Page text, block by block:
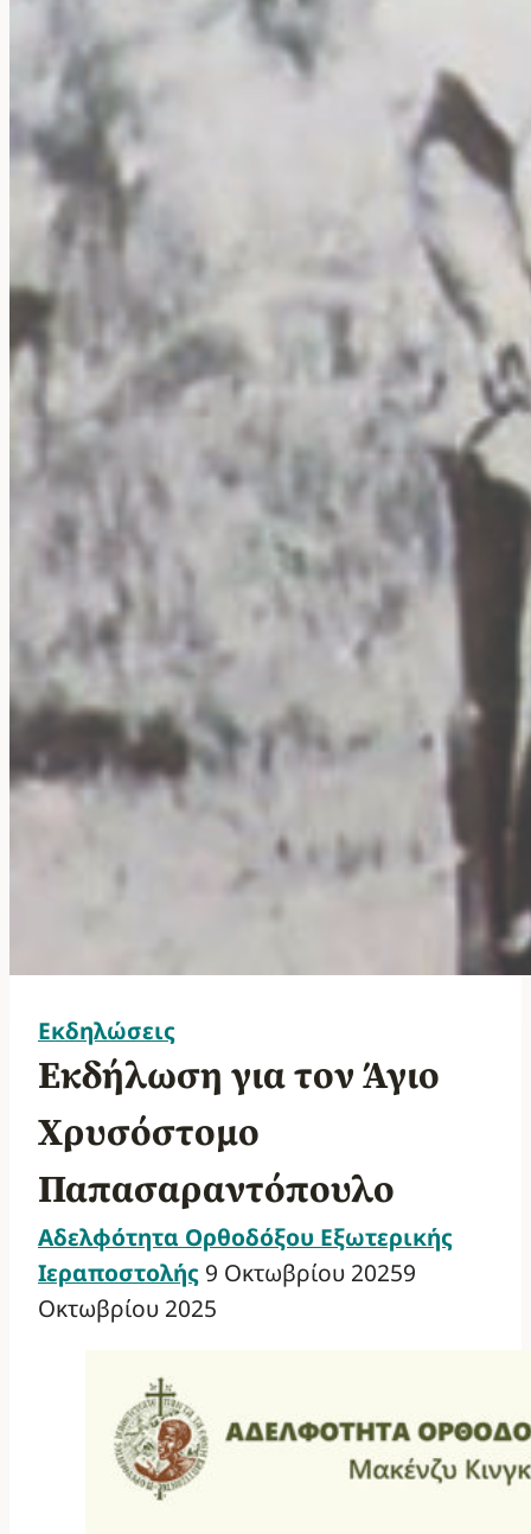
Εκδηλώσεις
Εκδήλωση για τον Άγιο
Χρυσόστομο
Παπασαραντόπουλο
Αδελφότητα Ορθοδόξου Εξωτερικής
Ιεραποστολής 9 Οκτωβρίου 20259
Οκτωβρίου 2025